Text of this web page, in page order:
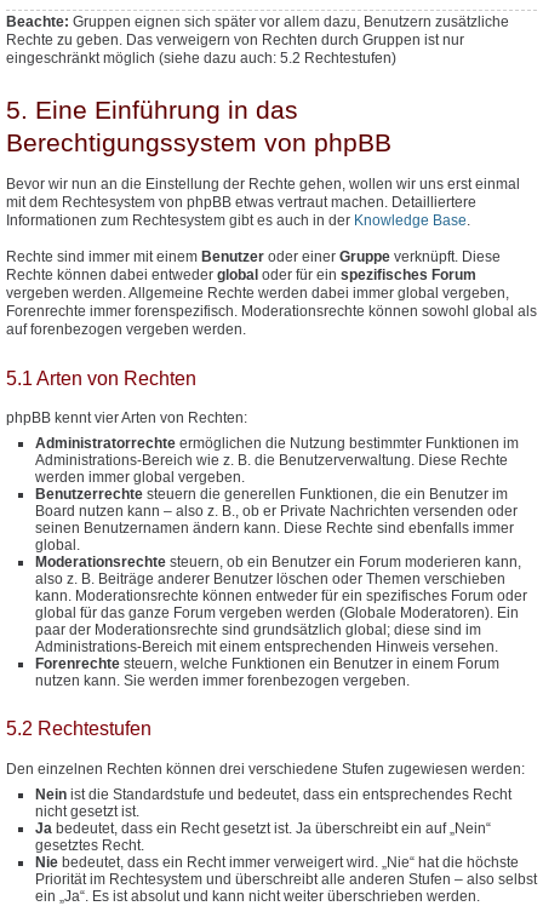
Beachte: Gruppen eignen sich später vor allem dazu, Benutzern zusätzliche
Rechte zu geben. Das verweigern von Rechten durch Gruppen ist nur
eingeschränkt möglich (siehe dazu auch: 5.2 Rechtestufen)
5. Eine Einführung in das
Berechtigungssystem von phpBB
Bevor wir nun an die Einstellung der Rechte gehen, wollen wir uns erst einmal
mit dem Rechtesystem von phpBB etwas vertraut machen. Detailliertere
Informationen zum Rechtesystem gibt es auch in der Knowledge Base.
Rechte sind immer mit einem Benutzer oder einer Gruppe verknüpft. Diese
Rechte können dabei entweder global oder für ein spezifisches Forum
vergeben werden. Allgemeine Rechte werden dabei immer global vergeben,
Forenrechte immer forenspezifisch. Moderationsrechte können sowohl global als
auf forenbezogen vergeben werden.
5.1 Arten von Rechten
phpBB kennt vier Arten von Rechten:
Administratorrechte ermöglichen die Nutzung bestimmter Funktionen im
Administrations-Bereich wie z. B. die Benutzerverwaltung. Diese Rechte
werden immer global vergeben.
Benutzerrechte steuern die generellen Funktionen, die ein Benutzer im
Board nutzen kann – also z. B., ob er Private Nachrichten versenden oder
seinen Benutzernamen ändern kann. Diese Rechte sind ebenfalls immer
global.
Moderationsrechte steuern, ob ein Benutzer ein Forum moderieren kann,
also z. B. Beiträge anderer Benutzer löschen oder Themen verschieben
kann. Moderationsrechte können entweder für ein spezifisches Forum oder
global für das ganze Forum vergeben werden (Globale Moderatoren). Ein
paar der Moderationsrechte sind grundsätzlich global; diese sind im
Administrations-Bereich mit einem entsprechenden Hinweis versehen.
Forenrechte steuern, welche Funktionen ein Benutzer in einem Forum
nutzen kann. Sie werden immer forenbezogen vergeben.
5.2 Rechtestufen
Den einzelnen Rechten können drei verschiedene Stufen zugewiesen werden:
Nein ist die Standardstufe und bedeutet, dass ein entsprechendes Recht
nicht gesetzt ist.
Ja bedeutet, dass ein Recht gesetzt ist. Ja überschreibt ein auf „Nein“
gesetztes Recht.
Nie bedeutet, dass ein Recht immer verweigert wird. „Nie“ hat die höchste
Priorität im Rechtesystem und überschreibt alle anderen Stufen – also selbst
ein „Ja“. Es ist absolut und kann nicht weiter überschrieben werden.